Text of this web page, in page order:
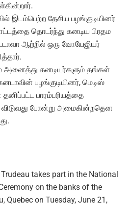
இடம்பெற்ற தேசிய பழங்குடியினர்
தொடர்ந்து கனடிய பிரதம
ஆற்றில் ஒரு வோயேஜியர்
அனைத்து கனடியர்களும் தங்கள்
பழங்குடியினர், மெடிஸ்
பாரம்பரியத்தை
போன்று அமைகின்றதென